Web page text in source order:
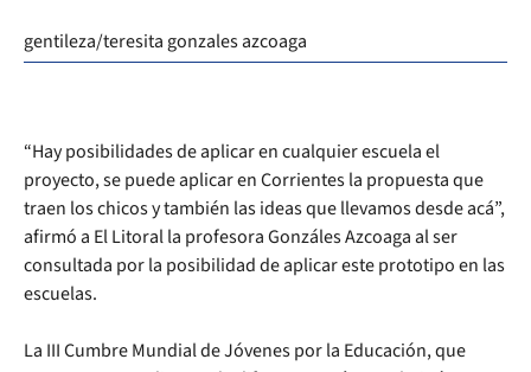
gentileza/teresita gonzales azcoaga
“Hay posibilidades de aplicar en cualquier escuela el
proyecto, se puede aplicar en Corrientes la propuesta que
traen los chicos y también las ideas que llevamos desde acá”,
afirmó a El Litoral la profesora Gonzáles Azcoaga al ser
consultada por la posibilidad de aplicar este prototipo en las
escuelas.
La III Cumbre Mundial de Jóvenes por la Educación, que